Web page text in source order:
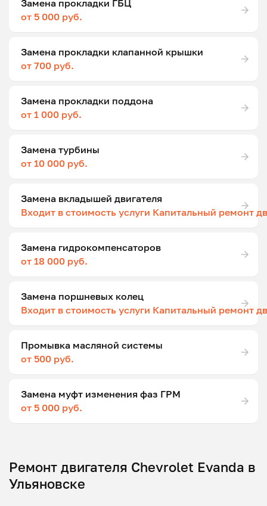
Замена прокладки ГБЦ
от 5 000 руб.
Замена прокладки клапанной крышки
от 700 руб.
Замена прокладки поддона
от 1 000 руб.
Замена турбины
от 10 000 руб.
Замена вкладышей двигателя
Входит в стоимость услуги Капитальный ремонт
Замена гидрокомпенсаторов
от 18 000 руб.
Замена поршневых колец
Входит в стоимость услуги Капитальный ремонт
Промывка масляной системы
от 500 руб.
Замена муфт изменения фаз ГРМ
от 5 000 руб.
Ремонт двигателя Chevrolet Evanda в
Ульяновске